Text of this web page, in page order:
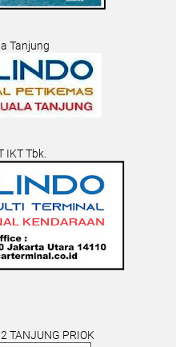
Tanjung
IKT Tbk.
TANJUNG PRIOK